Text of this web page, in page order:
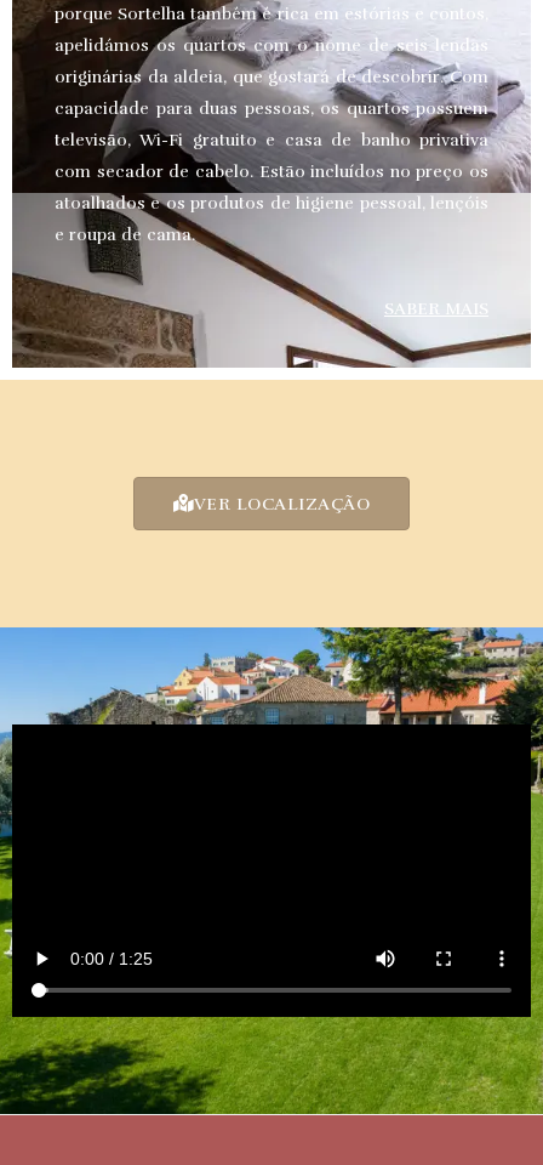
porque Sortelha também é rica em estórias e contos,
apelidámos os quartos com o nome de seis lendas
originárias da aldeia, que gostará de descobrir. Com
capacidade para duas pessoas, os quartos possuem
televisão, Wi-Fi gratuito e casa de banho privativa
com secador de cabelo. Estão incluídos no preço os
atoalhados e os produtos de higiene pessoal, lençóis
e roupa de cama.
SABER MAIS
VER LOCALIZAÇÃO